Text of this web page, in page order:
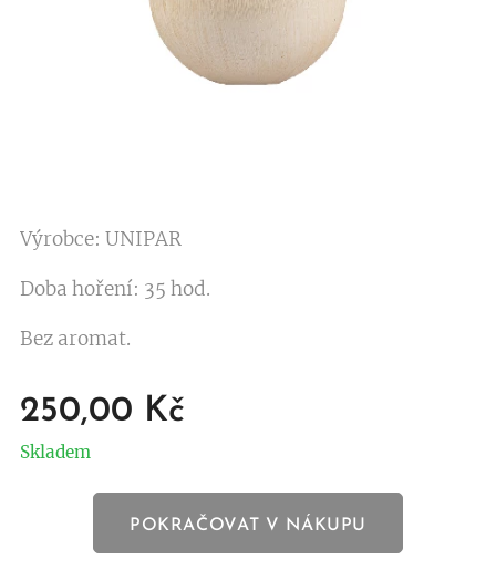
Výrobce: UNIPAR
Doba hoření: 35 hod.
Bez aromat.
250,00 Kč
Skladem
POKRAČOVAT V NÁKUPU